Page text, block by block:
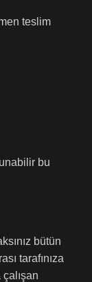
teslim
bu
bütün
tarafınıza